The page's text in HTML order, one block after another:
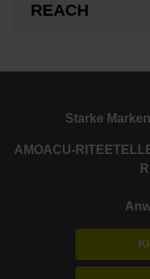
REACH
Starke
AMOACU-RITE ETEL